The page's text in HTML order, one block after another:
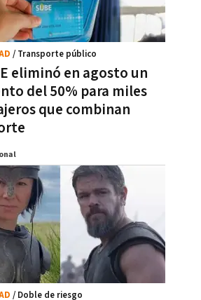
eliminó en agosto un
del 50% para miles
que combinan
/ Transporte público
/ Doble de riesgo